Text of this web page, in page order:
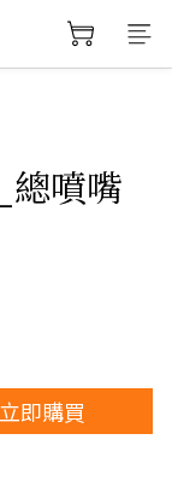
總噴嘴
立即購買